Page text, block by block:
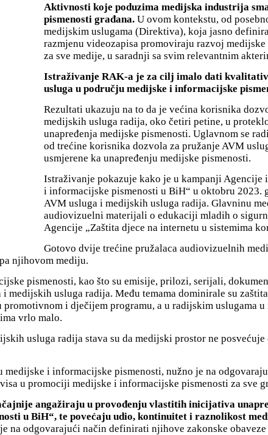
Aktivnosti koje poduzima medijska industrija
pismenosti građana. U ovom kontekstu, od
medijskim uslugama (Direktiva), koja jasno
razmjenu videozapisa promoviraju razvoj
za sve medije, u saradnji sa svim relevantnim
Istraživanje RAK-a je za cilj imalo dati
usluga u području medijske i informacijske
Rezultati ukazuju na to da je većina korisnika
medijskih usluga radija, oko četiri petine, u
unapređenja medijske pismenosti. Uglavnom se
od trećine korisnika dozvola za pružanje AVM
usmjerene ka unapređenju medijske pismenosti.
Istraživanje pokazuje kako je u kampanji
i informacijske pismenosti u BiH“ u oktobru 2023.
AVM usluga i medijskih usluga radija. Glavninu
audiovizuelni materijali o edukaciji mladih o
Agencije „Zaštita djece na internetu u sistemima
Gotovo dvije trećine pružalaca audiovizuelnih
njihovom mediju.
pismenosti, kao što su emisije, prilozi, serijali,
usluga radija. Меđu temama dominirale su
i dječijem programu, a u radijskim uslugama
vrlo malo.
usluga radija stava su da medijski prostor ne
i informacijske pismenosti, nužno je na
u promociji medijske i informacijske pismenosti za sve
angažiraju u provođenju vlastitih inicijativa
u BiH“, te povećaju udio, kontinuitet i raznolikost
na odgovarajući način definirati njihove zakonske